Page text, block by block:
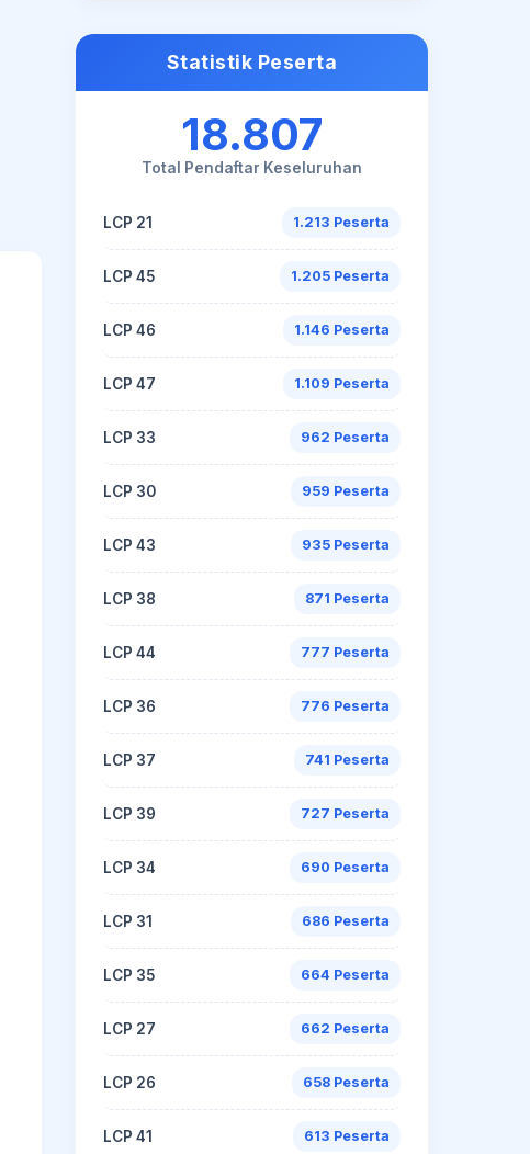
Statistik Peserta
18.807
Total Pendaftar Keseluruhan
LCP 21 1.213 Peserta
LCP 45 1.205 Peserta
LCP 46 1.146 Peserta
LCP 47 1.109 Peserta
LCP 33 962 Peserta
LCP 30 959 Peserta
LCP 43 935 Peserta
LCP 38 871 Peserta
LCP 44 777 Peserta
LCP 36 776 Peserta
LCP 37 741 Peserta
LCP 39 727 Peserta
LCP 34 690 Peserta
LCP 31 686 Peserta
LCP 35 664 Peserta
LCP 27 662 Peserta
LCP 26 658 Peserta
LCP 41 613 Peserta